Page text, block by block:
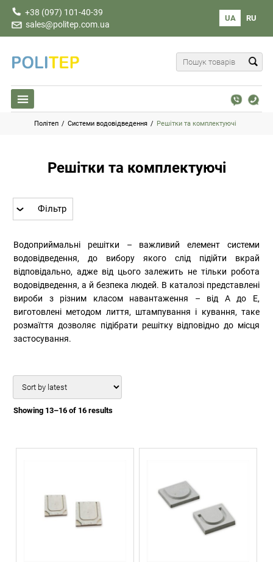
+38 (097) 101-40-39
sales@politep.com.ua
UA RU
Політеп / Системи водовідведення / Решітки та комплектуючі
Решітки та комплектуючі
Фільтр
Водоприймальні решітки – важливий елемент системи
водовідведення, до вибору якого слід підійти вкрай
відповідально, адже від цього залежить не тільки робота
водовідведення, а й безпека людей. В каталозі представлені
вироби з різним класом навантаження – від A до E,
виготовлені методом лиття, штампування і кування, таке
розмаїття дозволяє підібрати решітку відповідно до місця
застосування.
Showing 13–16 of 16 results